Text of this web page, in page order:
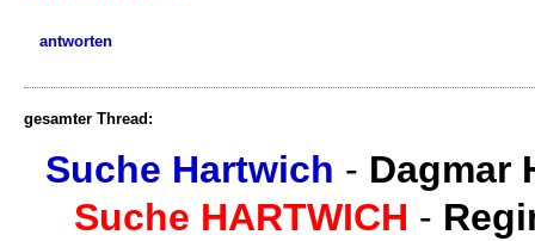
antworten
gesamter Thread:
Suche Hartwich - Dagmar
Suche HARTWICH -